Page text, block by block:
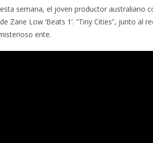
esta semana, el joven productor australiano
Zane Low ‘Beats 1’. “Tiny Cities”, junto al
ente.